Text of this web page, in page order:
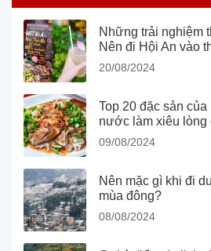
Những trải nghiệm
Nên đi Hội An vào
20/08/2024
Top 20 đặc sản
nước làm xiêu lòng
09/08/2024
Nên mặc gì khi đi
mùa đông?
08/08/2024